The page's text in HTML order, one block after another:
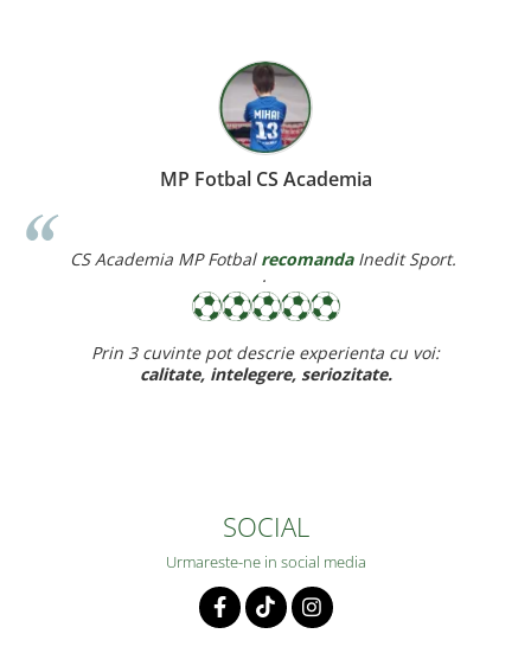
MP Fotbal CS Academia
Academia MP Fotbal recomandaInedit Sport.
Prin 3 cuvinte pot descrie experienta cu voi:
calitate, intelegere, seriozitate.
Recomand
SOCIAL
Urmareste-ne in social media